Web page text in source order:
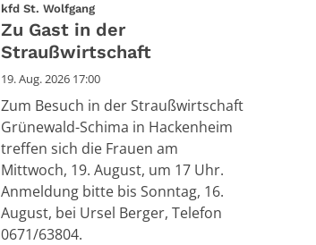
Datum: 19. August 2026
kfd St. Wolfgang:
Zu Gast in der
Straußwirtschaft
19. Aug. 2026 17:00
Zum Besuch in der Straußwirtschaft
Grünewald-Schima in Hackenheim
treffen sich die Frauen am
Mittwoch, 19. August, um 17 Uhr.
Anmeldung bitte bis Sonntag, 16.
August, bei Ursel Berger, Telefon
0671/63804.